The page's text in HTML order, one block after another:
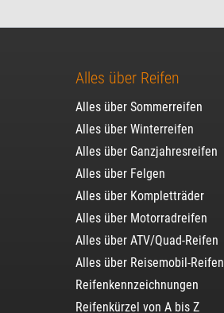
Alles über Reifen
Alles über Sommerreifen
Alles über Winterreifen
Alles über Ganzjahresreifen
Alles über Felgen
Alles über Kompletträder
Alles über Motorradreifen
Alles über ATV/Quad-Reifen
Alles über Reisemobil-Reifen
Reifenkennzeichnungen
Reifenkürzel von A bis Z